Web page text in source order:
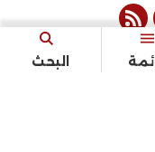
البحث
rss feed